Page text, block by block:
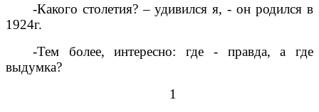
-Какого столетия? – удивился я, - он родился в
1924г.
-Тем более, интересно: где - правда, а где
выдумка?
1